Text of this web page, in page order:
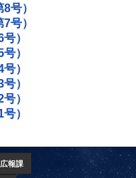
号）
号）
）
）
）
）
）
）
報課